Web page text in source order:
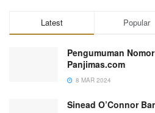
Latest Popular
Pengumuman
Panjimas.com
8 MAR 2024
Sinead O’Connor